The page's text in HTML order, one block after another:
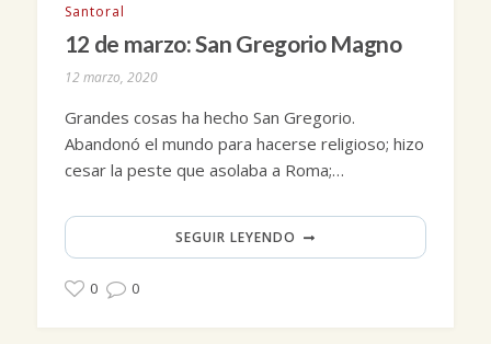
Santoral
12 de marzo: San Gregorio Magno
12 marzo, 2020
Grandes cosas ha hecho San Gregorio.
Abandonó el mundo para hacerse religioso; hizo
cesar la peste que asolaba a Roma;…
SEGUIR LEYENDO
0 0